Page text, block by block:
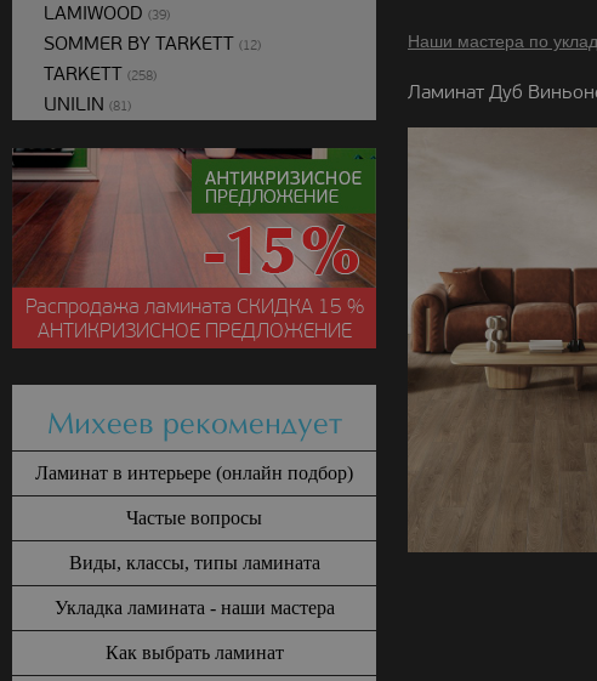
Наши мастера по
Ламинат Дуб
LAMIWOOD (39)
SOMMER BY TARKETT (12)
TARKETT (258)
UNILIN (81)
Распродажа ламината СКИДКА15 %
АНТИКРИЗИСНОЕ ПРЕДЛОЖЕНИЕ
Михеев рекомендует
Ламинат в интерьере (онлайн подбор)
Частые вопросы
Виды, классы, типы ламината
Укладка ламината - наши мастера
Как выбрать ламинат